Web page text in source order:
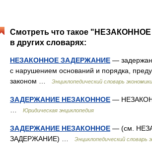
Смотреть что такое
в других словарях:
НЕЗАКОННОЕ ЗАДЕРЖАНИЕ —
с нарушением оснований и порядка,
законом …
Энциклопедический словарь
ЗАДЕРЖАНИЕ НЕЗАКОННОЕ —
Юридическая энциклопедия
ЗАДЕРЖАНИЕ НЕЗАКОННОЕ — (см.
ЗАДЕРЖАНИЕ) …
Энциклопедический словарь